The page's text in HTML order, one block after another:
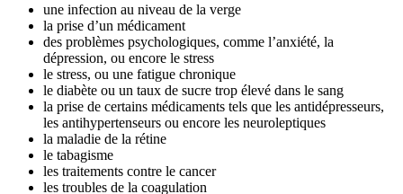
une infection au niveau de la verge
la prise d’un médicament
des problèmes psychologiques, comme l’anxiété, la
dépression, ou encore le stress
le stress, ou une fatigue chronique
le diabète ou un taux de sucre trop élevé dans le sang
la prise de certains médicaments tels que les antidépresseurs,
les antihypertenseurs ou encore les neuroleptiques
la maladie de la rétine
le tabagisme
les traitements contre le cancer
les troubles de la coagulation